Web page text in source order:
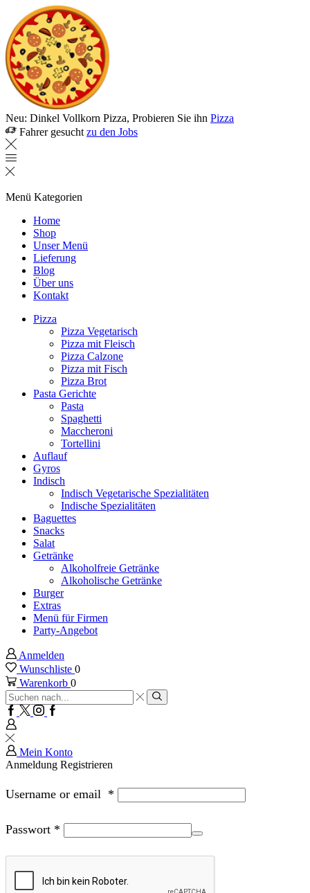
Neu: Dinkel Vollkorn Pizza, Probieren Sie ihn Pizza
Fahrer gesucht zu den Jobs
Menü Kategorien
Home
Shop
Unser Menü
Lieferung
Blog
Über uns
Kontakt
Pizza
Pizza Vegetarisch
Pizza mit Fleisch
Pizza Calzone
Pizza mit Fisch
Pizza Brot
Pasta Gerichte
Pasta
Spaghetti
Maccheroni
Tortellini
Auflauf
Gyros
Indisch
Indisch Vegetarische Spezialitäten
Indische Spezialitäten
Baguettes
Snacks
Salat
Getränke
Alkoholfreie Getränke
Alkoholische Getränke
Burger
Extras
Menü für Firmen
Party-Angebot
Anmelden
Wunschliste 0
Warenkorb 0
Sucheingabe
Suche
Facebook
TwitterInstagram
Google
Mein Konto
Anmeldung Registrieren
Username or email *
Passwort *